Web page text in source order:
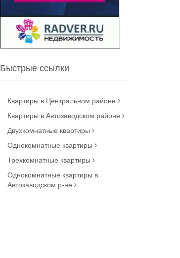
Быстрые ссылки
Квартиры в Центральном районе
Квартиры в Автозаводском районе
Двухкомнатные квартиры
Однокомнатные квартиры
Трехкомнатные квартиры
Однокомнатные квартиры в
Автозаводском р-не